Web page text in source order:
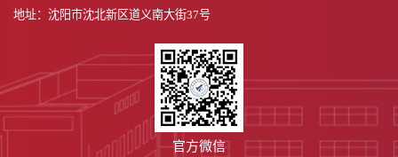
地址：沈阳市沈北新区道义南大街37号
官方微信